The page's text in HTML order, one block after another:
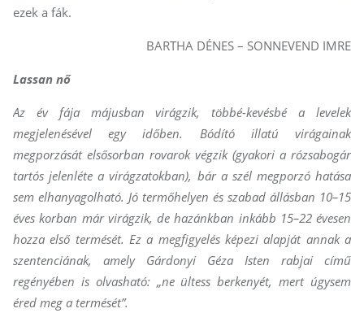
ezek a fák.
BARTHA DÉNES – SONNEVEND IMRE
Lassan nő
Az év fája májusban virágzik, többé-kevésbé a levelek
megjelenésével egy időben. Bódító illatú virágainak
megporzását elsősorban rovarok végzik (gyakori a rózsabogár
tartós jelenléte a virágzatokban), bár a szél megporzó hatása
sem elhanyagolható. Jó termőhelyen és szabad állásban 10–15
éves korban már virágzik, de hazánkban inkább 15–22 évesen
hozza első termését. Ez a megfigyelés képezi alapját annak a
szentenciának, amely Gárdonyi Géza Isten rabjai című
regényében is olvasható: „ne ültess berkenyét, mert úgysem
éred meg a termését”.